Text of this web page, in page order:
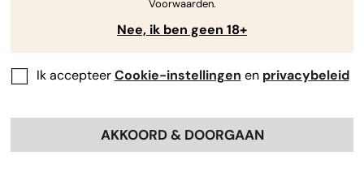
Voorwaarden.
Nee, ik ben geen 18+
Ik accepteerCookie-instellingen en privacybeleid
AKKOORD & DOORGAAN